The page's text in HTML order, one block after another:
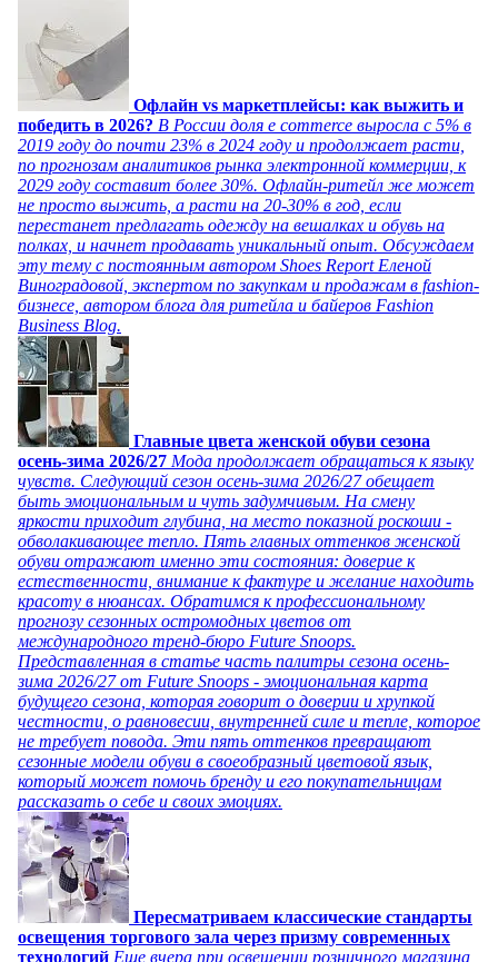
Офлайн vs маркетплейсы: как выжить и
победить в 2026? В России доля e commerce выросла с 5% в
2019 году до почти 23% в 2024 году и продолжает расти,
по прогнозам аналитиков рынка электронной коммерции, к
2029 году составит более 30%. Офлайн-ритейл же может
не просто выжить, а расти на 20-30% в год, если
перестанет предлагать одежду на вешалках и обувь на
полках, и начнет продавать уникальный опыт. Обсуждаем
эту тему с постоянным автором Shoes Report Еленой
Виноградовой, экспертом по закупкам и продажам в fashion-
бизнесе, автором блога для ритейла и байеров Fashion
Business Blog.
Главные цвета женской обуви сезона
осень-зима 2026/27 Мода продолжает обращаться к языку
чувств. Следующий сезон осень-зима 2026/27 обещает
быть эмоциональным и чуть задумчивым. На смену
яркости приходит глубина, на место показной роскоши -
обволакивающее тепло. Пять главных оттенков женской
обуви отражают именно эти состояния: доверие к
естественности, внимание к фактуре и желание находить
красоту в нюансах. Обратимся к профессиональному
прогнозу сезонных остромодных цветов от
международного тренд-бюро Future Snoops.
Представленная в статье часть палитры сезона осень-
зима 2026/27 от Future Snoops - эмоциональная карта
будущего сезона, которая говорит о доверии и хрупкой
честности, о равновесии, внутренней силе и тепле, которое
не требует повода. Эти пять оттенков превращают
сезонные модели обуви в своеобразный цветовой язык,
который может помочь бренду и его покупательницам
рассказать о себе и своих эмоциях.
Пересматриваем классические стандарты
освещения торгового зала через призму современных
технологий Еще вчера при освещении розничного магазина